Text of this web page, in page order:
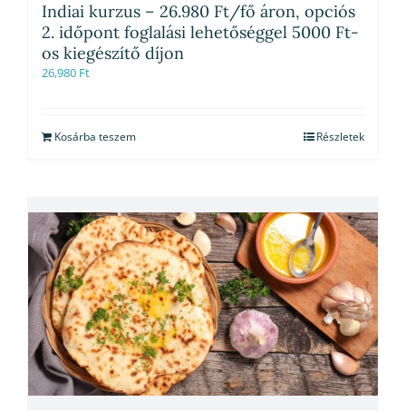
Indiai kurzus – 26.980 Ft/fő áron, opciós
2. időpont foglalási lehetőséggel 5000 Ft-
os kiegészítő díjon
26,980 Ft
Kosárba teszem Részletek